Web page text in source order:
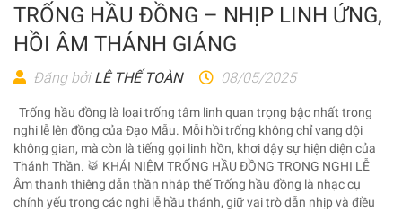
TRỐNG HẦU ĐỒNG – NHỊP LINH ỨNG,
HỒI ÂM THÁNH GIÁNG
Đăng bởi LÊ THẾ TOÀN 08/05/2025
Trống hầu đồng là loại trống tâm linh quan trọng bậc nhất trong
nghi lễ lên đồng của Đạo Mẫu. Mỗi hồi trống không chỉ vang dội
không gian, mà còn là tiếng gọi linh hồn, khơi dậy sự hiện diện của
Thánh Thần. 🥁 KHÁI NIỆM TRỐNG HẦU ĐỒNG TRONG NGHI LỄ
Âm thanh thiêng dẫn thần nhập thế Trống hầu đồng là nhạc cụ
chính yếu trong các nghi lễ hầu thánh, giữ vai trò dẫn nhịp và điều